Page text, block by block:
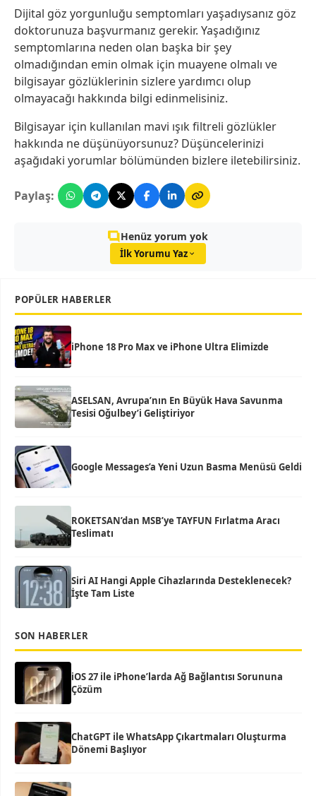
Dijital göz yorgunluğu semptomları yaşadıysanız göz
doktorunuza başvurmanız gerekir. Yaşadığınız
semptomlarına neden olan başka bir şey
olmadığından emin olmak için muayene olmalı ve
bilgisayar gözlüklerinin sizlere yardımcı olup
olmayacağı hakkında bilgi edinmelisiniz.
Bilgisayar için kullanılan mavi ışık filtreli gözlükler
hakkında ne düşünüyorsunuz? Düşüncelerinizi
aşağıdaki yorumlar bölümünden bizlere iletebilirsiniz.
Paylaş:
Henüz yorum yok
İlk Yorumu Yaz
POPÜLER HABERLER
iPhone 18 Pro Max ve iPhone Ultra Elimizde
ASELSAN, Avrupa’nın En Büyük Hava Savunma
Tesisi Oğulbey’i Geliştiriyor
Google Messages’a Yeni Uzun Basma Menüsü Geldi
ROKETSAN’dan MSB’ye TAYFUN Fırlatma Aracı
Teslimatı
Siri AI Hangi Apple Cihazlarında Desteklenecek?
İşte Tam Liste
SON HABERLER
iOS 27 ile iPhone’larda Ağ Bağlantısı Sorununa
Çözüm
ChatGPT ile WhatsApp Çıkartmaları Oluşturma
Dönemi Başlıyor